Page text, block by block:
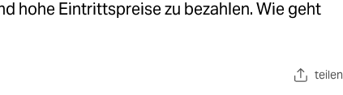
hohe Eintrittspreise zu bezahlen. Wie geht
teilen